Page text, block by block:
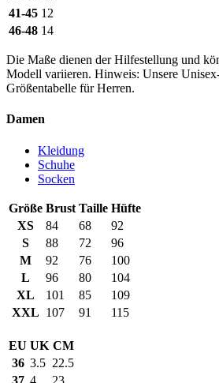
41-45 12
46-48 14
Die Maße dienen der Hilfestellung und
Modell variieren. Hinweis: Unsere
Größentabelle für Herren.
Damen
Kleidung
Schuhe
Socken
Größe Brust Taille Hüfte
XS
84 68
92
S
88 72
96
M
92 76
100
L
96 80
104
XL
101 85
109
XXL 107 91 115
EU UK CM
36 3.5 22.5
37 4 23